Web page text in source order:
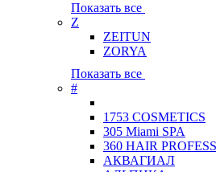
Показать все
Z
ZEITUN
ZORYA
Показать все
#
1753 COSMETICS
305 Miami SPA
360 HAIR
АКВАГИАЛ